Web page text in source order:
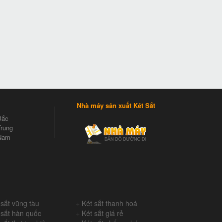
Nhà máy sản xuất Két Sắt
vũng tàu
Két sắt thanh hoá
hàn quốc
Két sắt giá rẻ